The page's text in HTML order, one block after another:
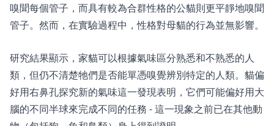
嗅聞每個管子，而具有較為合群性格的公貓則更平靜地嗅聞
管子。然而，在實驗過程中，性格對母貓的行為並無影響。
研究結果顯示，家貓可以根據氣味區分熟悉和不熟悉的人
類，但仍不清楚牠們是否能單憑嗅覺辨別特定的人類。貓偏
好用右鼻孔探究新的氣味這一發現表明，它們可能偏好用大
腦的不同半球來完成不同的任務 - 這一現象之前已在其他動